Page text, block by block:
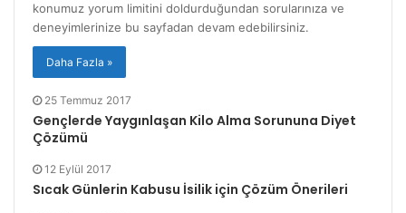
konumuz yorum limitini doldurduğundan sorularınıza ve
deneyimlerinize bu sayfadan devam edebilirsiniz.
Daha Fazla »
25 Temmuz 2017
Gençlerde Yaygınlaşan Kilo Alma Sorununa Diyet
Çözümü
12 Eylül 2017
Sıcak Günlerin Kabusu İsilik için Çözüm Önerileri